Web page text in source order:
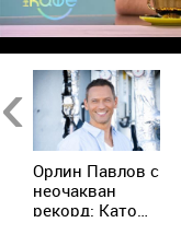
Орлин Павлов с
неочакван
рекорд: Като